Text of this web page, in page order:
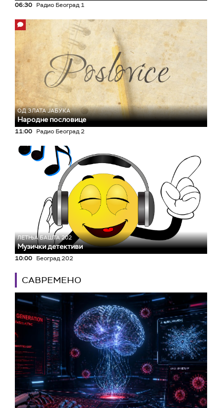
06:30 Радио Београд 1
ОД ЗЛАТА ЈАБУКА
Народне пословице
11:00 Радио Београд 2
ЛЕТЊА БАШТА 202
Музички детективи
10:00 Београд 202
САВРЕМЕНО